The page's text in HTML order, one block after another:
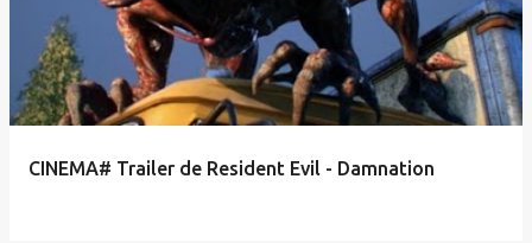
CINEMA# Trailer de Resident Evil - Damnation